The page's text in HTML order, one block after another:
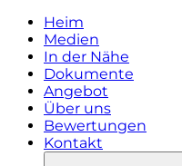
Heim
Medien
In der Nähe
Dokumente
Angebot
Über uns
Bewertungen
Kontakt